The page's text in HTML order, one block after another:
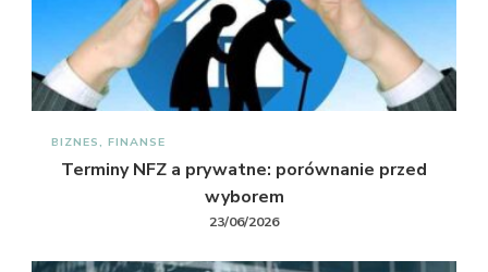
BIZNES, FINANSE
Terminy NFZ a prywatne: porównanie przed
wyborem
23/06/2026